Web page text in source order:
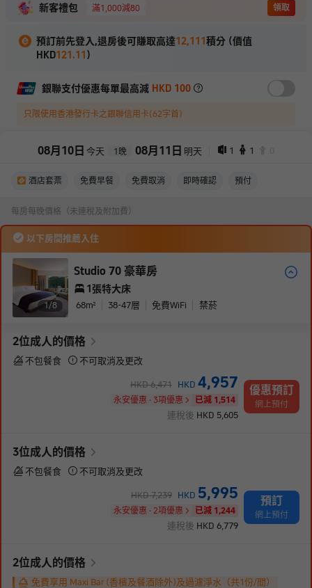
新客禮包 滿1,000減80 領取
預訂前先登入,退房後可賺取高達12,111 積分 (價值
HKD121.11 )
銀聯支付優惠每單最高減 HKD 100
只限使用香港發行卡之銀聯信用卡(62字首)
08月 10 日 今天 1 晚 08月 11 日 明天 1 1
酒店套票 免費早餐 免費取消 即時確認 預付
每房每晚價格（未連稅及附加費）
以下房間推薦入住
1/8
Studio 70 豪華房
1張特大床
68m² 38-47層 免費WiFi 禁菸
2位成人 的價格
不包餐食 不可取消及更改
HKD6,471 HKD 4,957
永安優惠 · 3項優惠 已減 1,514
連稅後 HKD 5,605
優惠預訂
網上預付
3位成人 的價格
不包餐食 不可取消及更改
HKD7,239 HKD 5,995
永安優惠 · 2項優惠 已減 1,244
連稅後 HKD 6,779
預訂
網上預付
2位成人 的價格
免費享用 Maxi Bar (香檳及餐酒除外)及過濾淨水（共1份/間）